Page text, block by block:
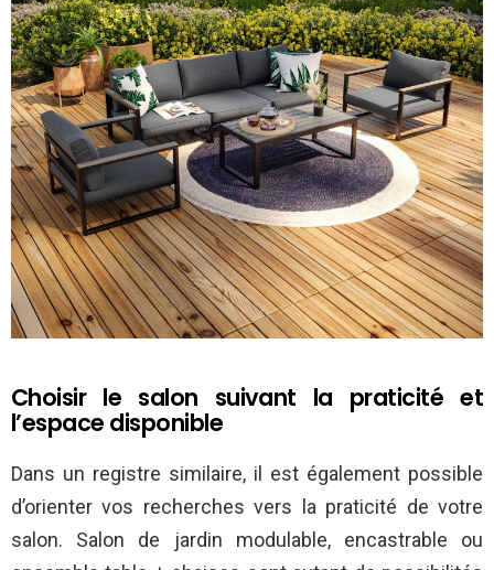
Choisir le salon suivant la praticité et
l’espace disponible
Dans un registre similaire, il est également possible
d’orienter vos recherches vers la praticité de votre
salon. Salon de jardin modulable, encastrable ou